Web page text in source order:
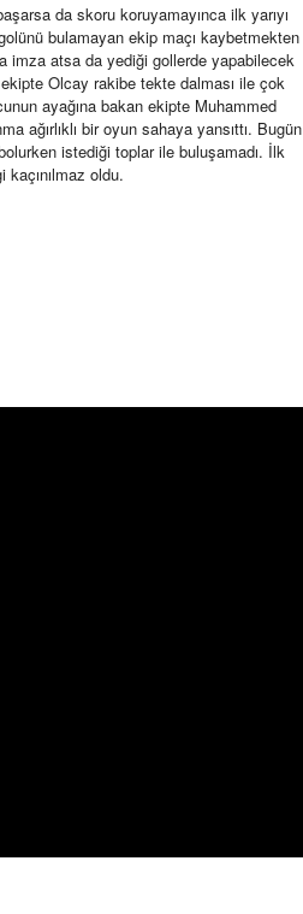
da skoru koruyamayınca ilk yarıyı
bulamayan ekip maçı kaybetmekten
imza atsa da yediği gollerde yapabilecek
Olcay rakibe tekte dalması ile çok
ayağına bakan ekipte Muhammed
ağırlıklı bir oyun sahaya yansıttı. Bugün
istediği toplar ile buluşamadı. İlk
oldu.